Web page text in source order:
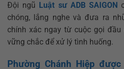
Đội ngũ Luật sư ADB SAIGON
chóng, lắng nghe và đưa ra
chính xác ngay từ cuộc gọi
vững chắc để xử lý tình huống.
Phường Chánh Hiệp